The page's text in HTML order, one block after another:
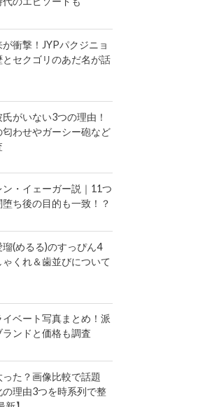
衝撃！JYPパクジニョ
とセクゴリのあだ名が話
がいない3つの理由！
匂わせやガーシー砲など
・イェーガー説｜11つ
ち後の目的も一致！？
(めるる)のすっぴん4
くれ＆歯並びについて
ベート写真まとめ！派
ンドと価格も調査
た？画像比較で話題
の理由3つを時系列で整